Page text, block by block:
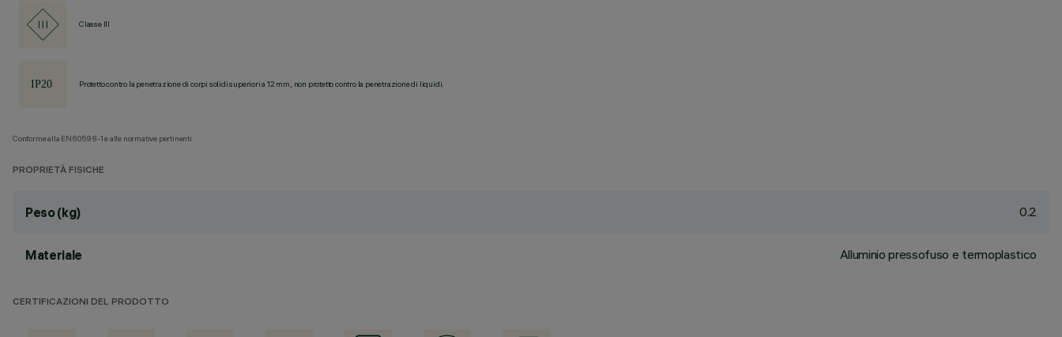
Classe III
Protetto contro la penetrazione di corpi solidi superiori a 12 mm, non protetto contro la penetrazione di liquidi.
Conforme alla EN60598-1 e alle normative pertinenti.
PROPRIETÀ FISICHE
Peso (kg) 0.2
Materiale Alluminio pressofuso e termoplastico
CERTIFICAZIONI DEL PRODOTTO